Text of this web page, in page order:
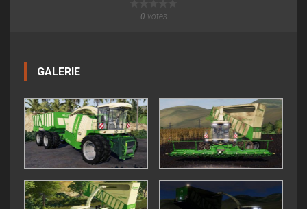
0 votes
GALERIE